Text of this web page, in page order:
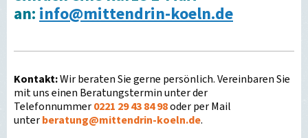
an:info@mittendrin-koeln.de
Kontakt:Wir beraten Sie gerne persönlich. Vereinbaren Sie
mit uns einen Beratungstermin unter der
Telefonnummer0221 29 43 84 98oder per Mail
unterberatung@mittendrin-koeln.de.